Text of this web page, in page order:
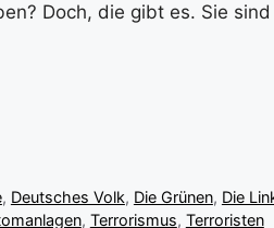
Doch, die gibt es. Sie
, Deutsches Volk, Die Grünen, Die
, Terrorismus, Terroristen